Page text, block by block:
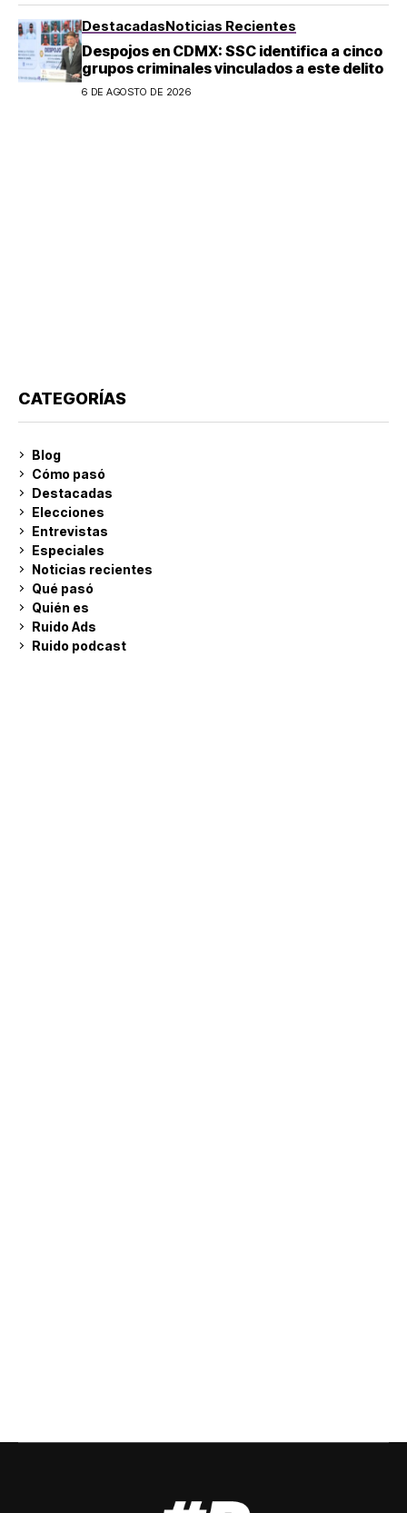
DestacadasNoticias Recientes
Despojos en CDMX: SSC identifica a cinco
grupos criminales vinculados a este delito
6 DE AGOSTO DE 2026
CATEGORÍAS
Blog
Cómo pasó
Destacadas
Elecciones
Entrevistas
Especiales
Noticias recientes
Qué pasó
Quién es
Ruido Ads
Ruido podcast